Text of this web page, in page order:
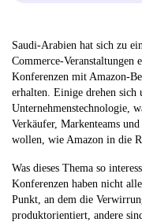
Saudi-Arabien hat sich zu
Commerce-Veranstaltungen
Konferenzen mit Amazon-
erhalten. Einige drehen
Unternehmenstechnologie,
Verkäufer, Markenteams
wollen, wie Amazon in die
Was dieses Thema so
Konferenzen haben nicht
Punkt, an dem die
produktorientiert, andere